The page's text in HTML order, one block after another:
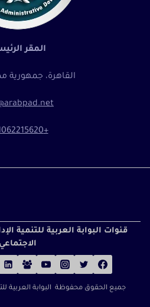
المقر
القاهرة، جمهورية
+201062215620
جميع الحقوق محفوظة البوابة العربية
قنوات البوابة العربية للتنمية
الاجتماعي